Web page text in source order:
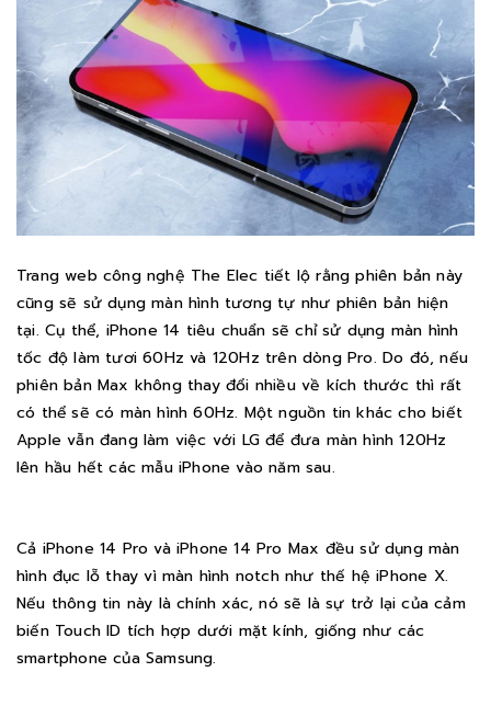
Trang web công nghệ The Elec tiết lộ rằng phiên bản này
cũng sẽ sử dụng màn hình tương tự như phiên bản hiện
tại. Cụ thể, iPhone 14 tiêu chuẩn sẽ chỉ sử dụng màn hình
tốc độ làm tươi 60Hz và 120Hz trên dòng Pro. Do đó, nếu
phiên bản Max không thay đổi nhiều về kích thước thì rất
có thể sẽ có màn hình 60Hz. Một nguồn tin khác cho biết
Apple vẫn đang làm việc với LG để đưa màn hình 120Hz
lên hầu hết các mẫu iPhone vào năm sau.
Cả iPhone 14 Pro và iPhone 14 Pro Max đều sử dụng màn
hình đục lỗ thay vì màn hình notch như thế hệ iPhone X.
Nếu thông tin này là chính xác, nó sẽ là sự trở lại của cảm
biến Touch ID tích hợp dưới mặt kính, giống như các
smartphone của Samsung.